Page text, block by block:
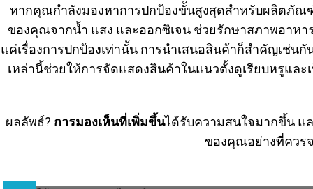
หากคุณกำลังมองหาการปกป้องขั้นสูงสุดสำหรับผลิตภั
ของคุณจากน้ำ แสง และออกซิเจน ช่วยรักษาสภาพอาห
แค่เรื่องการปกป้องเท่านั้น การนำเสนอสินค้าก็สำคัญเช่น
เหล่านี้ช่วยให้การจัดแสดงสินค้าในแนวตั้งดูเรียบหรูแ
ผลลัพธ์? การมองเห็นที่เพิ่มขึ้นได้รับความสนใจมากขึ้น แ
ของคุณอย่างที่ควร
อุตสาหกรรมอาหาร